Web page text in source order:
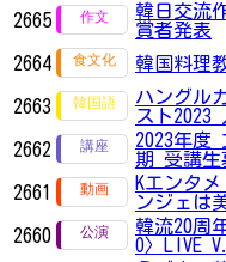
2665
韓日交流
賞者発表
2664
韓国料理
2663
ハングル
スト2023
2662
2023年度
期 受講生
2661
Kエンタ
ンジェは
2660
韓流20周
O〉LIVE